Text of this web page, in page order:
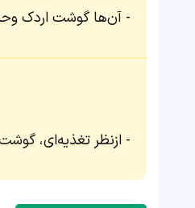
آن‌ها گوشت اردک
ازنظر تغذیه‌ای،